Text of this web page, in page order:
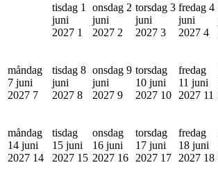
tisdag 1
juni
2027 1
onsdag 2
juni
2027 2
torsdag 3
juni
2027 3
fredag 4
juni
2027 4
måndag
7 juni
2027 7
tisdag 8
juni
2027 8
onsdag 9
juni
2027 9
torsdag
10 juni
2027 10
fredag
11 juni
2027 11
måndag
14 juni
2027 14
tisdag
15 juni
2027 15
onsdag
16 juni
2027 16
torsdag
17 juni
2027 17
fredag
18 juni
2027 18